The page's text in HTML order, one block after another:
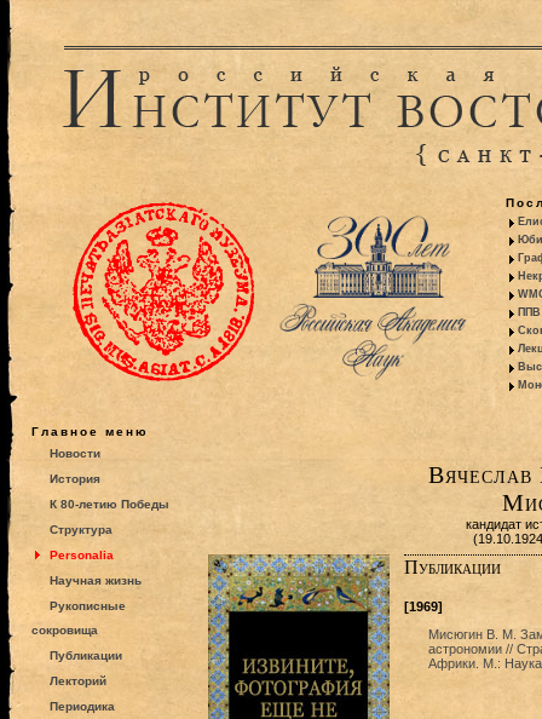
ППВ
Главное меню
Новости
История
К 80-летию Победы
Структура
Personalia
Научная жизнь
Рукописные
сокровища
Публикации
Лекторий
Периодика
кандидат
Публикации
[1969]
Мисюгин В. М.
астрономии //
Африки. М.: